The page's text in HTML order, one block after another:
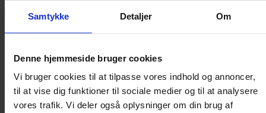
Samtykke Detaljer Om
Denne hjemmeside bruger cookies
Vi bruger cookies til at tilpasse vores indhold og annoncer,
til at vise dig funktioner til sociale medier og til at analysere
vores trafik. Vi deler også oplysninger om din brug af
Sammenligne renter for forskellige lånetilbud